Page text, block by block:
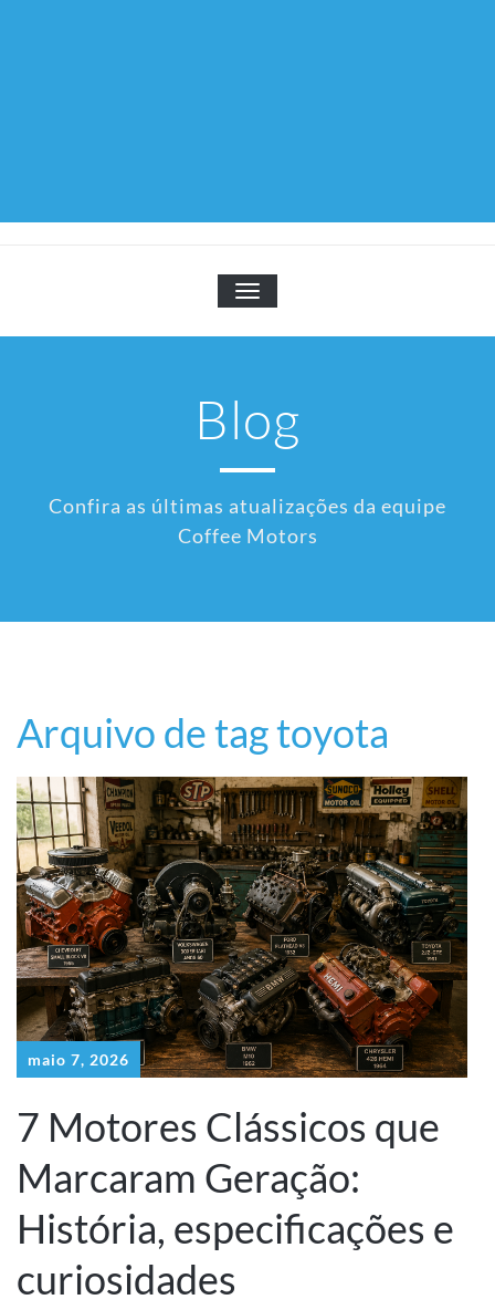
TOGGLE NAVIGATION
Blog
Confira as últimas atualizações da equipe
Coffee Motors
Arquivo de tag toyota
maio 7, 2026
7 Motores Clássicos que
Marcaram Geração:
História, especificações e
curiosidades